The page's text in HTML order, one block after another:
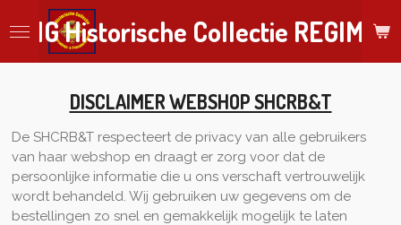
direct
hoofdinhoud
Historische Collectie
DISCLAIMER WEBSHOP SHCRB&T
De SHCRB&T respecteert de privacy van alle gebruikers
van haar webshop en draagt er zorg voor dat de
persoonlijke informatie die u ons verschaft vertrouwelijk
wordt behandeld. Wij gebruiken uw gegevens om de
bestellingen zo snel en gemakkelijk mogelijk te laten